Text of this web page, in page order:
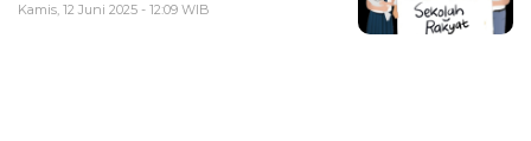
Kamis, 12 Juni 2025 - 12:09 WIB